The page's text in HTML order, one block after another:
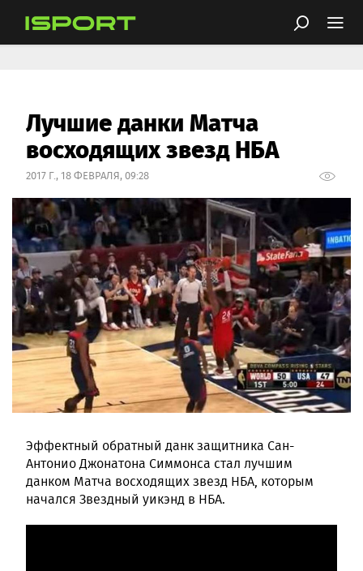
Лучшие данки Матча
восходящих звезд НБА
2017 Г., 18 ФЕВРАЛЯ, 09:28
Эффектный обратный данк защитника Сан-
Антонио Джонатона Симмонса стал лучшим
данком Матча восходящих звезд НБА, которым
начался Звездный уикэнд в НБА.